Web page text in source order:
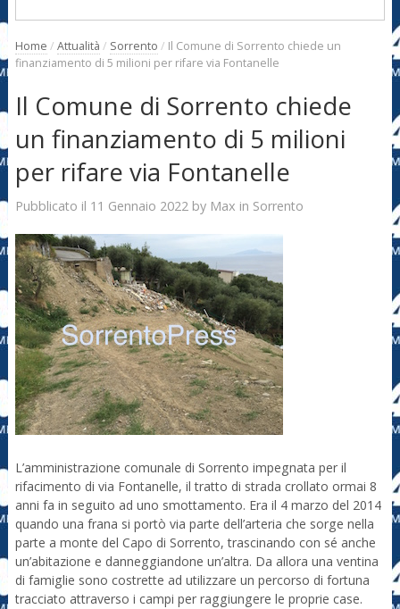
Home / Attualità / Sorrento / Il Comune di Sorrento chiede un
finanziamento di 5 milioni per rifare via Fontanelle
Il Comune di Sorrento chiede
un finanziamento di 5 milioni
per rifare via Fontanelle
Pubblicato il 11 Gennaio 2022by Max in Sorrento
L’amministrazione comunale di Sorrento impegnata per il
rifacimento di via Fontanelle, il tratto di strada crollato ormai 8
anni fa in seguito ad uno smottamento. Era il 4 marzo del 2014
quando una frana si portò via parte dell’arteria che sorge nella
parte a monte del Capo di Sorrento, trascinando con sé anche
un’abitazione e danneggiandone un’altra. Da allora una ventina
di famiglie sono costrette ad utilizzare un percorso di fortuna
tracciato attraverso i campi per raggiungere le proprie case.